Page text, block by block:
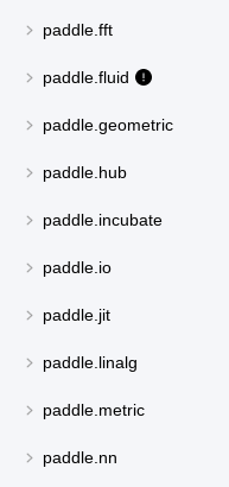
paddle.fft
paddle.fluid
paddle.geometric
paddle.hub
paddle.incubate
paddle.io
paddle.jit
paddle.linalg
paddle.metric
paddle.nn